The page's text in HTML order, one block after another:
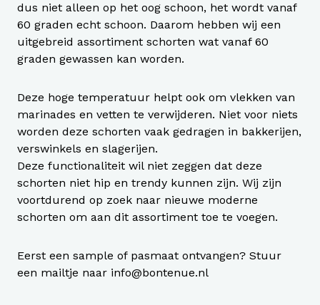
dus niet alleen op het oog schoon, het wordt vanaf
60 graden echt schoon. Daarom hebben wij een
uitgebreid assortiment schorten wat vanaf 60
graden gewassen kan worden.
Deze hoge temperatuur helpt ook om vlekken van
marinades en vetten te verwijderen. Niet voor niets
worden deze schorten vaak gedragen in bakkerijen,
verswinkels en slagerijen.
Deze functionaliteit wil niet zeggen dat deze
schorten niet hip en trendy kunnen zijn. Wij zijn
voortdurend op zoek naar nieuwe moderne
schorten om aan dit assortiment toe te voegen.
Eerst een sample of pasmaat ontvangen? Stuur
een mailtje naar info@bontenue.nl